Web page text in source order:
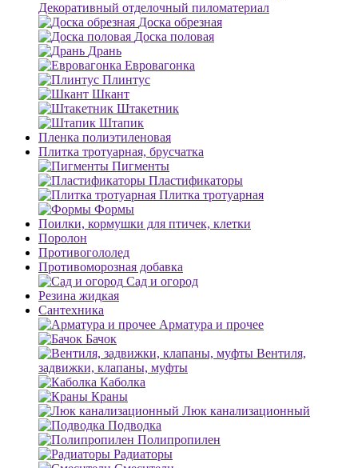
Декоративный отделочный пиломатериал
Доска обрезная
Доска половая
Дрань
Евровагонка
Плинтус
Шкант
Штакетник
Штапик
Пленка полиэтиленовая
Плитка тротуарная, брусчатка
Пигменты
Пластификаторы
Плитка тротуарная
Формы
Поилки, кормушки для птичек, клетки
Поролон
Противогололед
Противоморозная добавка
Сад и огород
Резина жидкая
Сантехника
Арматура и прочее
Бачок
Вентиля,
задвижки, клапаны, муфты
Каболка
Краны
Люк канализационный
Подводка
Полипропилен
Радиаторы